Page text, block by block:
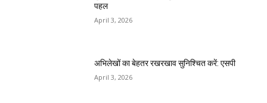
पहल
April 3, 2026
अभिलेखों का बेहतर रखरखाव सुनिश्चित करें: एसपी
April 3, 2026